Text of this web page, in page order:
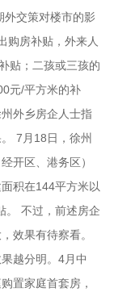
外交策对楼市的影
购房补贴，外来人
贴；二孩或三孩的
元/平方米的补
外乡房企人士指
7月18日，徐州
开区、港务区）
积在144平方米以
。 不过，前述房企
效果有待察看。
越分明。4月中
置家庭首套房，